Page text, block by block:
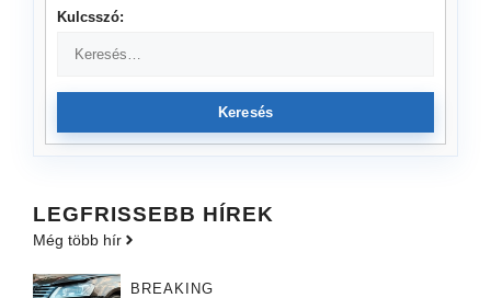
Kulcsszó:
Keresés
LEGFRISSEBB HÍREK
Még több hír
BREAKING